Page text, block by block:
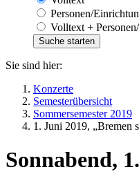
Personen/
Volltext +
Sie sind hier:
Konzerte
Semesterübersicht
Sommersemester 2019
1. Juni 2019, „Bremen
Sonnabend,